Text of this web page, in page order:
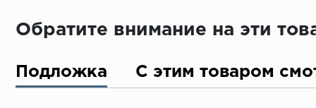
Обратите внимание на эти
Подложка С этим товаром